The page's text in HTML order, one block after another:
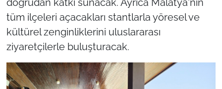
doğrudan katkı sunacak. Ayrıca Malatya'nın
tüm ilçeleri açacakları stantlarla yöresel ve
kültürel zenginliklerini uluslararası
ziyaretçilerle buluşturacak.